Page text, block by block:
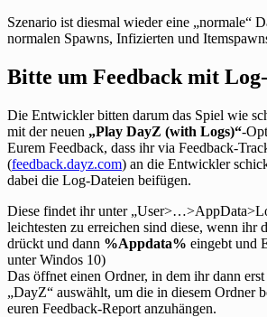
Szenario ist diesmal wieder eine „normale“
normalen Spawns, Infizierten und
Bitte um Feedback mit
Die Entwickler bitten darum das Spiel wie
mit der neuen „Play DayZ (with Logs)“-
Eurem Feedback, dass ihr via Feedback-
(feedback.dayz.com) an die Entwickler
dabei die Log-Dateien beifügen.
Diese findet ihr unter
leichtesten zu erreichen sind diese, wenn ihr
drückt und dann %Appdata% eingebt und
unter Windos 10)
Das öffnet einen Ordner, in dem ihr dann
„DayZ“ auswählt, um die in diesem Ordner
euren Feedback-Report anzuhängen.